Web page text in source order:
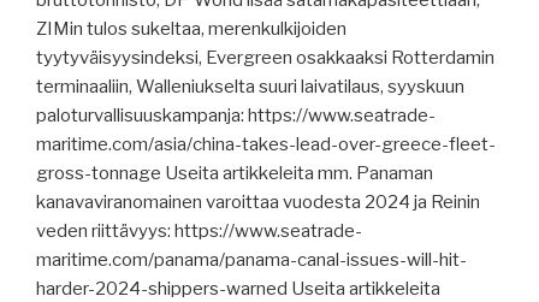
ZIMin tulos sukeltaa, merenkulkijoiden
tyytyväisyysindeksi, Evergreen osakkaaksi Rotterdamin
terminaaliin, Walleniukselta suuri laivatilaus, syyskuun
paloturvallisuuskampanja: https://www.seatrade-
maritime.com/asia/china-takes-lead-over-greece-fleet-
gross-tonnage Useita artikkeleita mm. Panaman
kanavaviranomainen varoittaa vuodesta 2024 ja Reinin
veden riittävyys: https://www.seatrade-
maritime.com/panama/panama-canal-issues-will-hit-
harder-2024-shippers-warned Useita artikkeleita